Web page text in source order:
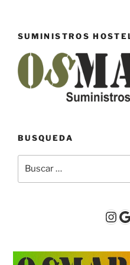
SUMINISTROS
BUSQUEDA
por: